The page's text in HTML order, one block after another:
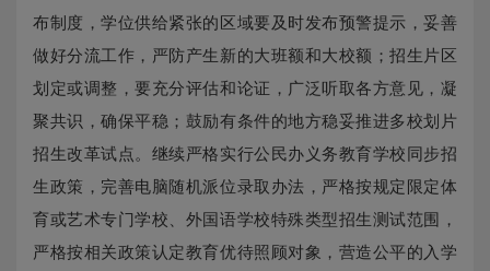
布制度，学位供给紧张的区域要及时发布预警提示，妥善
做好分流工作，严防产生新的大班额和大校额；招生片区
划定或调整，要充分评估和论证，广泛听取各方意见，凝
聚共识，确保平稳；鼓励有条件的地方稳妥推进多校划片
招生改革试点。继续严格实行公民办义务教育学校同步招
生政策，完善电脑随机派位录取办法，严格按规定限定体
育或艺术专门学校、外国语学校特殊类型招生测试范围，
严格按相关政策认定教育优待照顾对象，营造公平的入学